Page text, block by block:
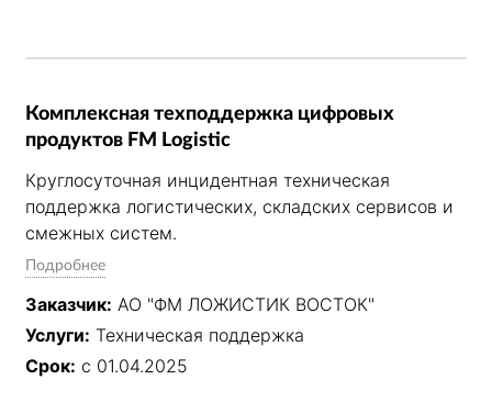
Комплексная техподдержка цифровых
продуктов FM Logistic
Круглосуточная инцидентная техническая
поддержка логистических, складских сервисов и
смежных систем.
Задачи:
1. Освобождение проектной команды от
выполнения рутинных задач
2. Анализ динамики сбоев в работе сервисов,
подготовка рекомендаций по устранению
Подробнее
Заказчик: АО "ФМ ЛОЖИСТИК ВОСТОК"
Услуги: Техническая поддержка
Срок: с 01.04.2025